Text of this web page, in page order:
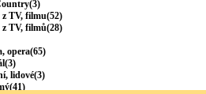
TV, filmu(52)
TV, filmů(28)
opera(65)
lidové(3)